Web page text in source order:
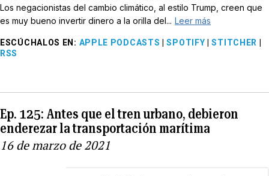
Los negacionistas del cambio climático, al estilo Trump, creen que
es muy bueno invertir dinero a la orilla del... Leer más
ESCÚCHALOS EN : APPLE PODCASTS |SPOTIFY |STITCHER
RSS
Ep. 125: Antes que el tren urbano, debieron
enderezar la transportación marítima
16 de marzo de 2021